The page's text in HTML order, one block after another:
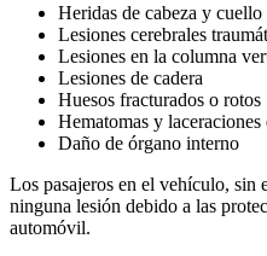
Heridas de cabeza y cuello
Lesiones cerebrales
Lesiones en la columna
Lesiones de cadera
Huesos fracturados o rotos
Hematomas y laceraciones
Daño de órgano interno
Los pasajeros en el vehículo, sin
ninguna lesión debido a las
automóvil.